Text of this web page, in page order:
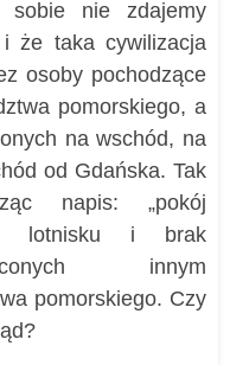
sobie nie zdajemy
że taka cywilizacja
osoby pochodzące
pomorskiego, a
na wschód, na
od Gdańska. Tak
napis: „pokój
lotnisku i brak
innym
pomorskiego. Czy